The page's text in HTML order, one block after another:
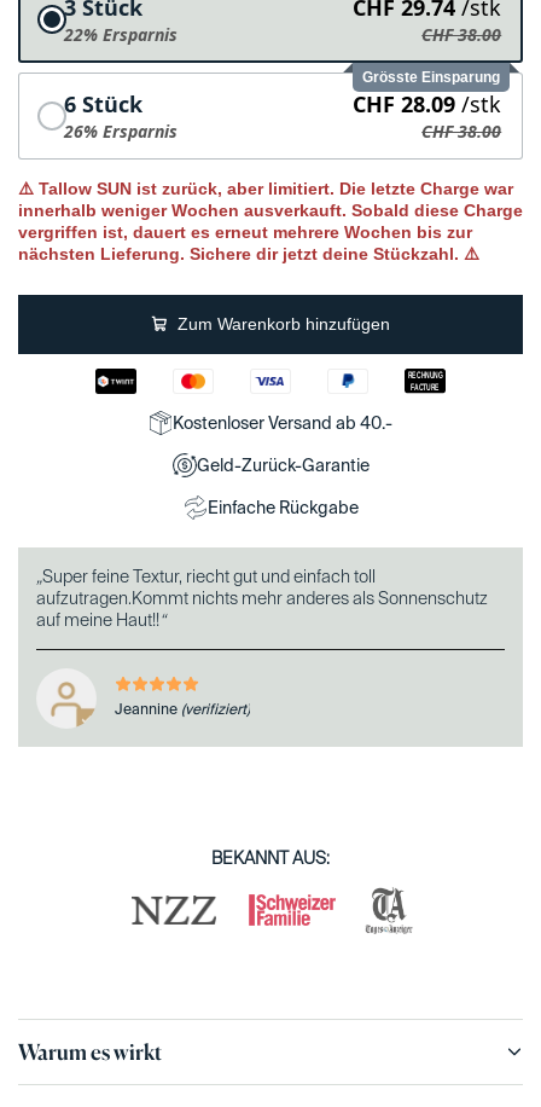
3 Stück
22% Ersparnis
CHF 29.74 /stk
CHF 38.00
Grösste Einsparung
6 Stück
26% Ersparnis
CHF 28.09 /stk
CHF 38.00
⚠️ Tallow SUN ist zurück, aber limitiert. Die letzte Charge war
innerhalb weniger Wochen ausverkauft. Sobald diese Charge
vergriffen ist, dauert es erneut mehrere Wochen bis zur
nächsten Lieferung. Sichere dir jetzt deine Stückzahl. ⚠️
Zum Warenkorb hinzufügen
Einfache Rückgabe
Kostenloser Versand ab 40.-
Geld-Zurück-Garantie
„Super feine Textur, riecht gut und einfach toll
aufzutragen.Kommt nichts mehr anderes als Sonnenschutz
auf meine Haut!!“
Jeannine (verifiziert)
BEKANNT AUS:
Warum es wirkt
Non-nano Zinkoxidbildet eine physikalische